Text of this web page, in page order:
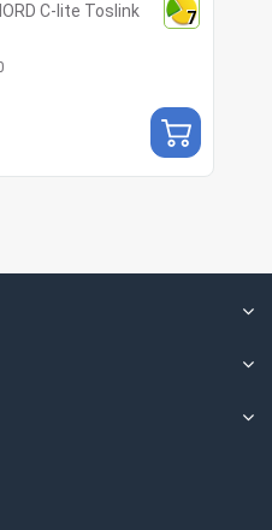
7
C-lite Toslink